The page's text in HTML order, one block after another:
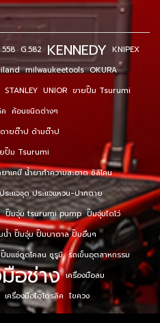
G.582 KENNEDY KNIPEX
milwaukeetools OKURA
STANLEY UNIOR ขายปั๊ม Tsurumi
ค้อนชนิดต่างๆ
ายต๊าป ด้ามต๊าป
ปั๊ม Tsurumi
าเคมี น้ำยาทำความสะอาด ซิลิโคน
ประแจชุด ประแจแหวน-ปากตาย
ปั๊มจุ่ม tsurumi pump ปั๊มจุ่มไดโว่
น้ำ ปั๊มจุ่ม ปั๊มบาดาล ปั๊มอื่นๆ
ปั๊มแช่ดูดโคลน ซูรูมิ รถเข็นอุตสาหกรรม
อช่าง เครื่องมือลม
เครื่องมือไฮโดรลิค ไขควง